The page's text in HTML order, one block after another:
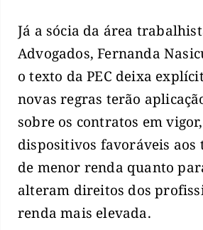
Já a sócia da área
Advogados, Fernanda
o texto da PEC deixa
novas regras terão
sobre os contratos em
dispositivos favoráveis aos
de menor renda quanto
alteram direitos dos
renda mais elevada.